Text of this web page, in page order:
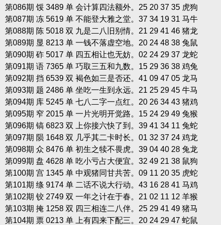
第086期 馁 3489 单 会计算四法额外。25 20 37 35 虎狗
第087期 冻 5619 单 不能登大雅之堂。37 34 19 31 马牛
第088期 陈 5018 双 九是二八旧别情。21 29 41 46 猪龙
第089期 显 8213 单 一钱不落虚空地。20 24 48 38 兔鼠
第090期 砟 5017 单 四五相让也无妨。02 24 29 37 龙蛇
第091期 语 7365 单 巧取三五和九数。15 29 36 38 鸡兔
第092期 挡 6539 双 褐色如三是否还。41 09 47 05 龙马
第093期 题 2486 单 坐吃一生到永远。21 25 29 45 牛马
第094期 库 5245 单 七八二字一点红。20 26 34 43 猪鸡
第095期 窄 2015 单 一片光明开觉路。15 24 29 49 兔猴
第096期 镐 6823 双 上你接六快了到。39 41 34 11 兔蛇
第097期 陨 1648 双 几乎其二卡时长。01 32 37 24 鸡龙
第098期 众 8476 单 初生之犊不畏虎。39 04 40 28 兔龙
第099期 盘 4628 单 吃小亏占大便宜。32 49 21 38 鼠狗
第100期 宫 1345 单 中观猪同甘共苦。09 11 20 35 虎蛇
第101期 绦 9174 单 二话不说大行动。43 16 28 41 马鸡
第102期 铰 2749 双 一年之计在于春。21 02 11 12 羊猴
第103期 掩 1258 双 四三相连二八伴。25 29 41 49 猪马
第104期 票 0213 单 上有四来下配三。20 24 29 47 蛇鼠